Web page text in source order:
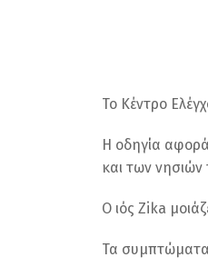
Το Κέντρο
Η οδηγία
και των νησιών
Ο ιός Zika
Τα συμπτώματα